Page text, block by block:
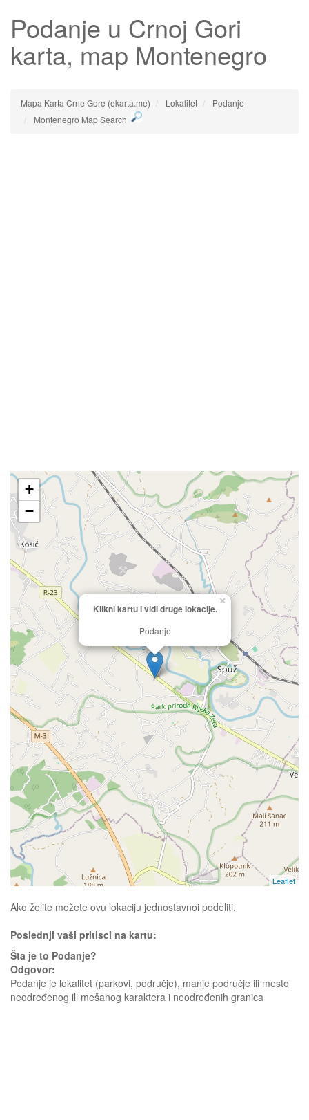
Podanje u Crnoj Gori
karta, map Montenegro
Mapa Karta Crne Gore (ekarta.me) Lokalitet
Podanje
Montenegro Map Search
Klikni kartu i vidi druge lokacije.
Podanje
×
+
−
Leaflet
Ako želite možete ovu lokaciju jednostavnoi podeliti.
Poslednji vaši pritisci na kartu:
Šta je to Podanje?
Odgovor:
Podanje je lokalitet (parkovi, područje), manje područje ili mesto
neodređenog ili mešanog karaktera i neodređenih granica